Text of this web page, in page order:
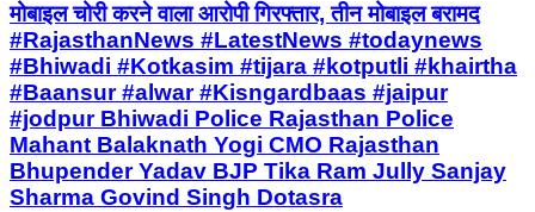
मोबाइल चोरी करने वाला आरोपी गिरफ्तार, तीन मोबाइल बरामद
#RajasthanNews #LatestNews #todaynews
#Bhiwadi #Kotkasim #tijara #kotputli #khairtha
#Baansur #alwar #Kisngardbaas #jaipur
#jodpur Bhiwadi Police Rajasthan Police
Mahant Balaknath Yogi CMO Rajasthan
Bhupender Yadav BJP Tika Ram Jully Sanjay
Sharma Govind Singh Dotasra